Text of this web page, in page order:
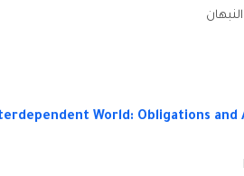
World: Obligations